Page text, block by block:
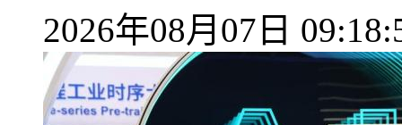
2026年08月07日